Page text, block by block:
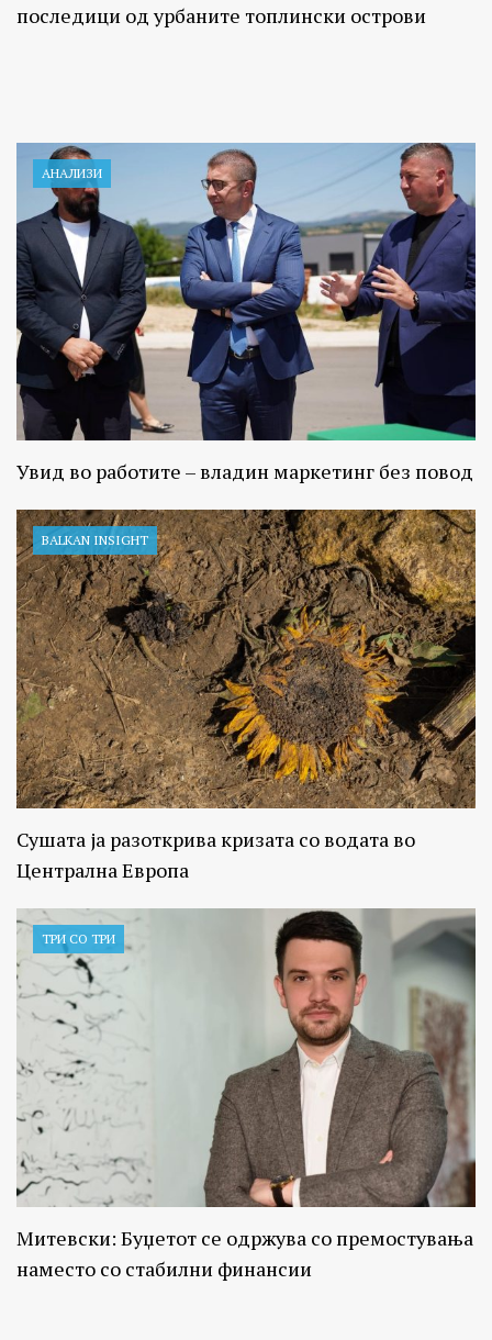
последици од урбаните топлински острови
АНАЛИЗИ
Увид во работите – владин маркетинг без повод
BALKAN INSIGHT
Сушата ја разоткрива кризата со водата во
Централна Европа
ТРИ СО ТРИ
Митевски: Буџетот се одржува со премостувања
наместо со стабилни финансии